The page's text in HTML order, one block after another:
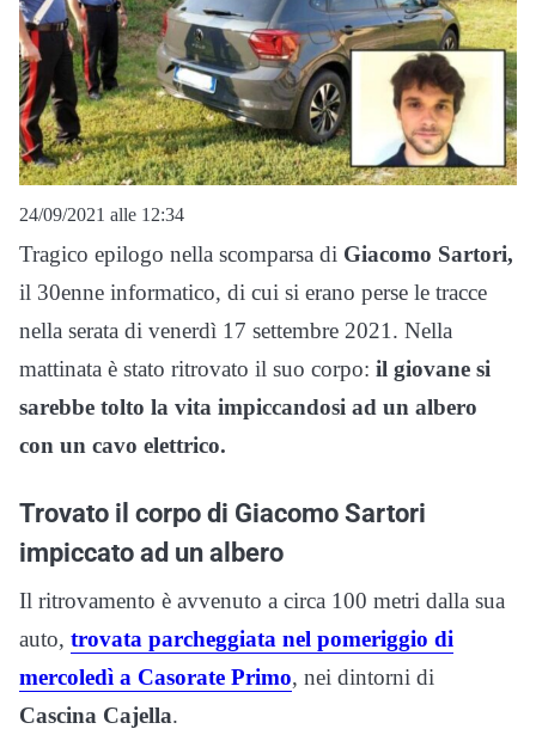
24/09/2021 alle 12:34
Tragico epilogo nella scomparsa di Giacomo Sartori,
il 30enne informatico, di cui si erano perse le tracce
nella serata di venerdì 17 settembre 2021. Nella
mattinata è stato ritrovato il suo corpo: il giovane si
sarebbe tolto la vita impiccandosi ad un albero
con un cavo elettrico.
Trovato il corpo di Giacomo Sartori
impiccato ad un albero
Il ritrovamento è avvenuto a circa 100 metri dalla sua
auto, trovata parcheggiata nel pomeriggio di
mercoledì a Casorate Primo, nei dintorni di
Cascina Cajella.